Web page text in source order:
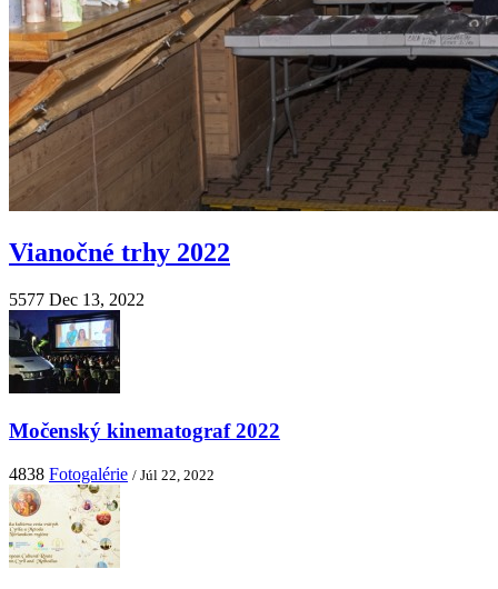
Vianočné trhy 2022
5577 Dec 13, 2022
Močenský kinematograf 2022
4838 Fotogalérie / Júl 22, 2022